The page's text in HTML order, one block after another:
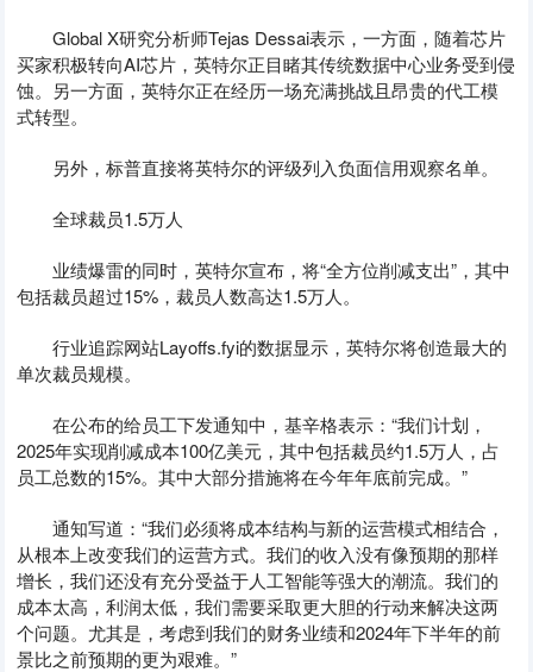
Global X研究分析师Tejas Dessai表示，一方面，随着芯片
买家积极转向AI芯片，英特尔正目睹其传统数据中心业务受到侵
蚀。另一方面，英特尔正在经历一场充满挑战且昂贵的代工模
式转型。
另外，标普直接将英特尔的评级列入负面信用观察名单。
全球裁员1.5万人
业绩爆雷的同时，英特尔宣布，将“全方位削减支出”，其中
包括裁员超过15%，裁员人数高达1.5万人。
行业追踪网站Layoffs.fyi的数据显示，英特尔将创造最大的
单次裁员规模。
在公布的给员工下发通知中，基辛格表示：“我们计划，
2025年实现削减成本100亿美元，其中包括裁员约1.5万人，占
员工总数的15%。其中大部分措施将在今年年底前完成。”
通知写道：“我们必须将成本结构与新的运营模式相结合，
从根本上改变我们的运营方式。我们的收入没有像预期的那样
增长，我们还没有充分受益于人工智能等强大的潮流。我们的
成本太高，利润太低，我们需要采取更大胆的行动来解决这两
个问题。尤其是，考虑到我们的财务业绩和2024年下半年的前
景比之前预期的更为艰难。”